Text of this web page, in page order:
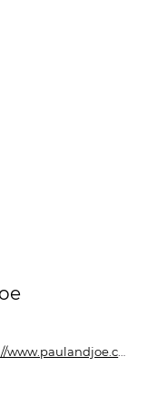
www.paulandjoe.com/